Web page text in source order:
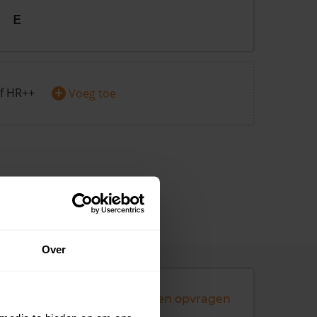
Over
E
HR++ + Voeg toe
Andere koopsommen opvragen